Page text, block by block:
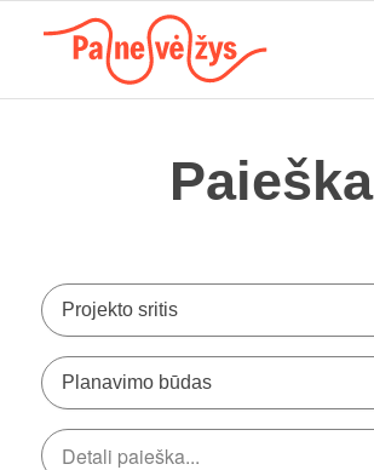
Paieška
Projekto sritis
Planavimo būdas